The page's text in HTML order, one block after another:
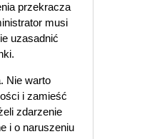
przekracza
musi
uzasadnić
Nie warto
i zamieść
zdarzenie
i o naruszeniu